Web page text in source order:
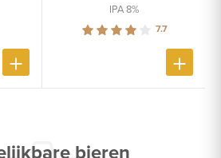
IPA 8%
7.7
bieren